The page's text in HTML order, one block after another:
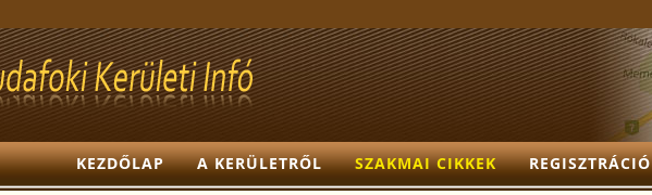
KEZDŐLAP A KERÜLETRŐL SZAKMAI CIKKEK REGISZTRÁCIÓ